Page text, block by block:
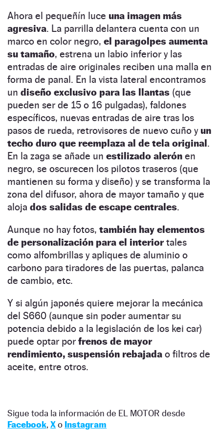
Ahora el pequeñín luce una imagen más
agresiva. La parrilla delantera cuenta con un
marco en color negro, el paragolpes aumenta
su tamaño, estrena un labio inferior y las
entradas de aire originales reciben una malla en
forma de panal. En la vista lateral encontramos
un diseño exclusivo para las llantas (que
pueden ser de 15 o 16 pulgadas), faldones
específicos, nuevas entradas de aire tras los
pasos de rueda, retrovisores de nuevo cuño y un
techo duro que reemplaza al de tela original.
En la zaga se añade un estilizado alerón en
negro, se oscurecen los pilotos traseros (que
mantienen su forma y diseño) y se transforma la
zona del difusor, ahora de mayor tamaño y que
aloja dos salidas de escape centrales.
Aunque no hay fotos, también hay elementos
de personalización para el interiortales
como alfombrillas y apliques de aluminio o
carbono para tiradores de las puertas, palanca
de cambio, etc.
Y si algún japonés quiere mejorar la mecánica
del S660 (aunque sin poder aumentar su
potencia debido a la legislación de los kei car)
puede optar por frenos de mayor
rendimiento, suspensión rebajada o filtros de
aceite, entre otros.
Sigue toda la información de EL MOTOR desde
Facebook, Xo Instagram